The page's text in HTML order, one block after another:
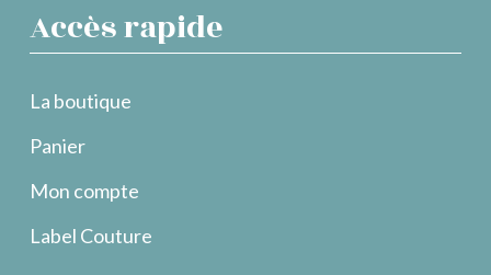
Accès rapide
La boutique
Panier
Mon compte
Label Couture